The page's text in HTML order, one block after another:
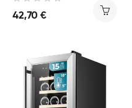
42,70 €